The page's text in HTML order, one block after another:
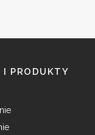
I PRODUKTY